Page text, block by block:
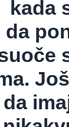
kada